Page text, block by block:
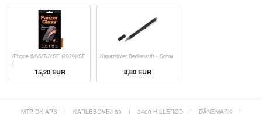
iPhone 6/6S/7/8/SE (2020)/SE
(
15,20 EUR
Kapazitiver Bedienstift - Schw
8,80 EUR
MTP DK APS | KARLEBOVEJ 59 | 3400 HILLERØD | DÄNEMARK
|